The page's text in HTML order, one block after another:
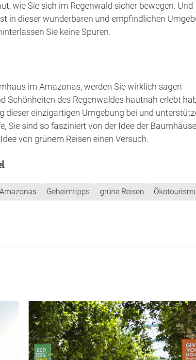
wie Sie sich im Regenwald sicher bewegen. Und
in dieser wunderbaren und empfindlichen
Sie keine Spuren.
im Amazonas, werden Sie wirklich sagen
Schönheiten des Regenwaldes hautnah erlebt
dieser einzigartigen Umgebung bei und
Sie sind so fasziniert von der Idee der
von grünem Reisen einen Versuch.
Amazonas Geheimtipps grüne Reisen